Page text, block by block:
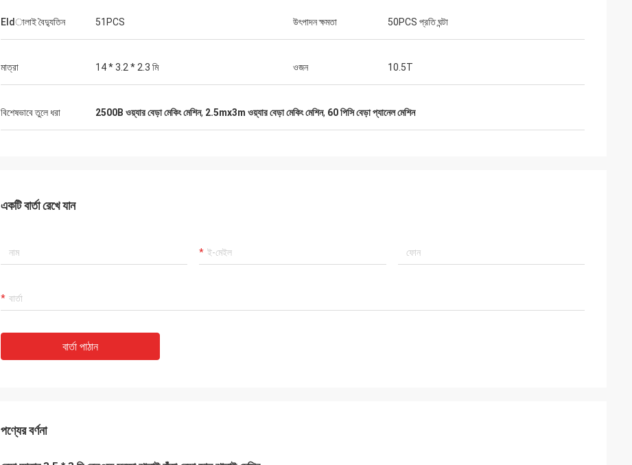
Eldালাই বৈদ্যুতিন 51PCS উৎপাদন ক্ষমতা 50PCS প্রতি ঘন্টা
মাত্রা 14 * 3.2 * 2.3 মি ওজন 10.5T
বিশেষভাবে তুলে ধরা 2500B ওয়্যার বেড়া মেকিং মেশিন, 2.5mx3m ওয়্যার বেড়া মেকিং মেশিন, 60 পিসি বেড়া প্যানেল মেশিন
একটি বার্তা রেখে যান
বার্তা পাঠান
পণ্যের বর্ণনা